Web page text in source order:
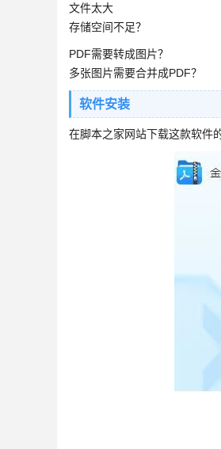
文件太大
存储空间不足？
PDF需要转成图片？
多张图片需要合并成PDF？
软件安装
在脚本之家网站下载这款软件